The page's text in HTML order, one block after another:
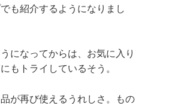
も紹介するようになりまし
になってからは、お気に入り
もトライしているそう。
が再び使えるうれしさ。もの